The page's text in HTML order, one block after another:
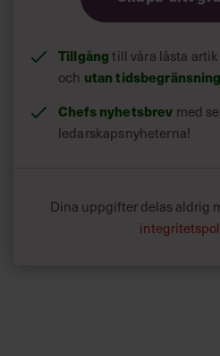
du kan veta vad de har för sig.
Tillgångtill våra låsta
och utan
Chefs nyhetsbrev med
ledarskapsnyheterna!
Dina uppgifter delas aldrig